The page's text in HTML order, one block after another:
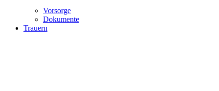
Vorsorge
Dokumente
Trauern